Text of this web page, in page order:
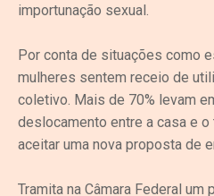
importunação sexual.
Por conta de situações como
mulheres sentem receio de
coletivo. Mais de 70% levam
deslocamento entre a casa e
aceitar uma nova proposta de
Tramita na Câmara Federal